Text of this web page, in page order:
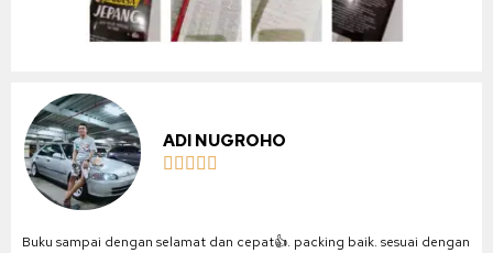
ADI NUGROHO
    
Buku sampai dengan selamat dan cepat👍. packing baik. sesuai dengan